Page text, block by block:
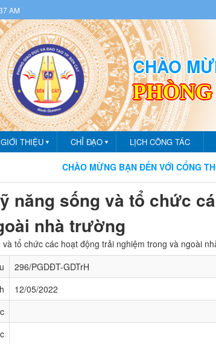
AM
CHÀO
GIỚI THIỆU ▼ CHỈ ĐẠO ▼ LỊCH CÔNG TÁC
CHÀO MỪNG BẠN ĐẾN VỚI CỔNG THÔNG
năng sống và tổ chức
nhà trường
tổ chức các hoạt động trải nghiệm trong và ngoài
296/PGDĐT-GDTrH
12/05/2022